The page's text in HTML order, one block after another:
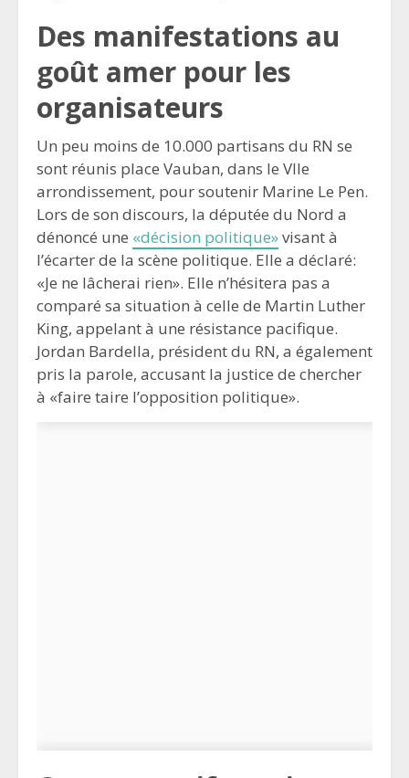
Des manifestations au
goût amer pour les
organisateurs
Un peu moins de 10.000 partisans du RN se
sont réunis place Vauban, dans le VIIe
arrondissement, pour soutenir Marine Le Pen.
Lors de son discours, la députée du Nord a
dénoncé une «décision politique»visant à
l’écarter de la scène politique. Elle a déclaré:
«Je ne lâcherai rien». Elle n’hésitera pas a
comparé sa situation à celle de Martin Luther
King, appelant à une résistance pacifique.
Jordan Bardella, président du RN, a également
pris la parole, accusant la justice de chercher
à «faire taire l’opposition politique».